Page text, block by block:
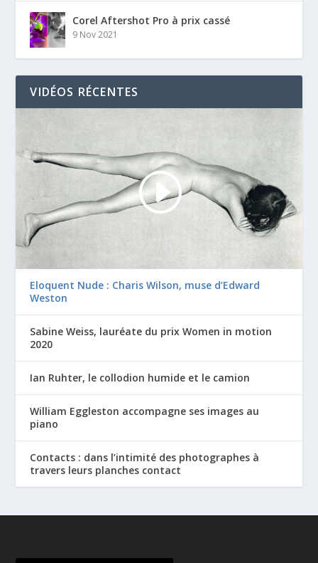
Corel Aftershot Pro à prix cassé
9 Nov 2021
VIDÉOS RÉCENTES
Eloquent Nude : Charis Wilson, muse d’Edward
Weston
Sabine Weiss, lauréate du prix Women in motion
2020
Ian Ruhter, le collodion humide et le camion
William Eggleston accompagne ses images au
piano
Contacts : dans l’intimité des photographes à
travers leurs planches contact